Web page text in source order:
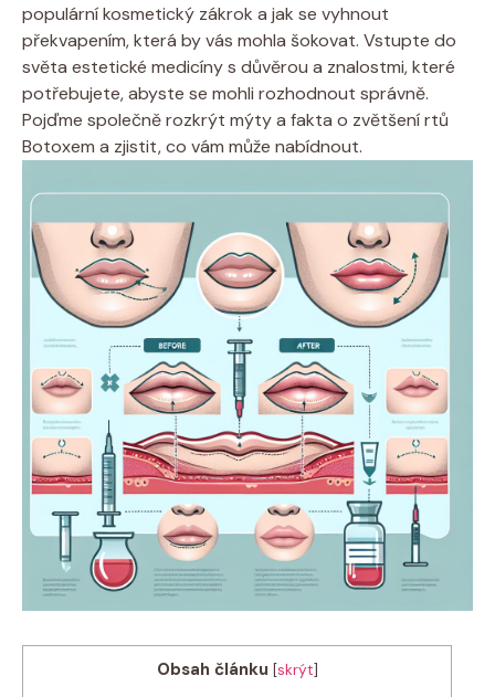
populární kosmetický zákrok a jak se vyhnout
překvapením, která by vás mohla šokovat. Vstupte do
světa estetické medicíny s důvěrou a znalostmi, které
potřebujete, abyste se mohli rozhodnout správně.
Pojďme společně rozkrýt mýty a fakta o zvětšení rtů
Botoxem a zjistit, co vám může nabídnout.
Obsah článku [skrýt]